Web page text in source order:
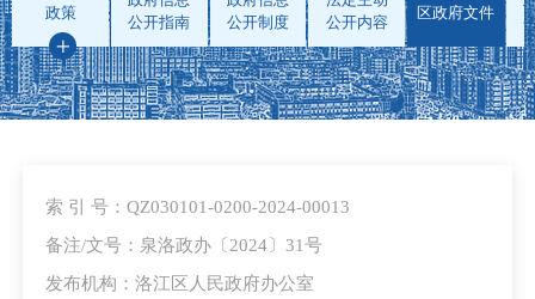
政策
公开指南
公开制度
公开内容
区政府文件
索 引 号：QZ030101-0200-2024-00013
备注/文号：泉洛政办〔2024〕31号
发布机构：洛江区人民政府办公室